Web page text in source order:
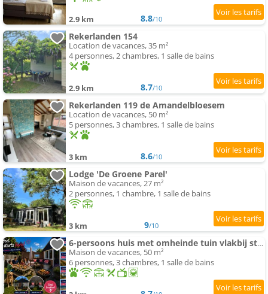
2.9 km 8.8/10
Rekerlanden 154
Location de vacances, 35 m²
4 personnes, 2 chambres, 1 salle de bains
2.9 km 8.7/10
Rekerlanden 119 de Amandelbloesem
Location de vacances, 50 m²
5 personnes, 3 chambres, 1 salle de bains
3 km 8.6/10
Lodge 'De Groene Parel'
Maison de vacances, 27 m²
2 personnes, 1 chambre, 1 salle de bains
3 km 9/10
6-persoons huis met omheinde tuin vlakbij strand, hond welkom
Maison de vacances, 50 m²
6 personnes, 3 chambres, 1 salle de bains